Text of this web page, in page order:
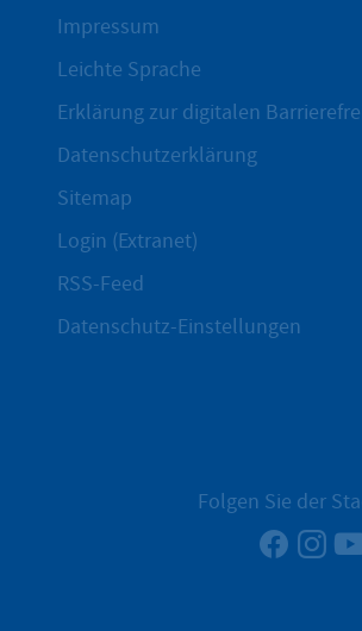
Impressum
Leichte Sprache
Erklärung zur digitalen
Datenschutzerklärung
Sitemap
Login (Extranet)
RSS-Feed
Datenschutz-Einstellungen
Folgen Sie der